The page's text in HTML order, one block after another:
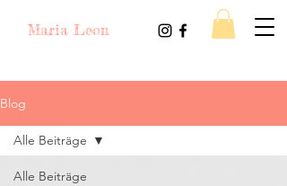
Maria Leon
Blog
Alle Beiträge
Alle Beiträge